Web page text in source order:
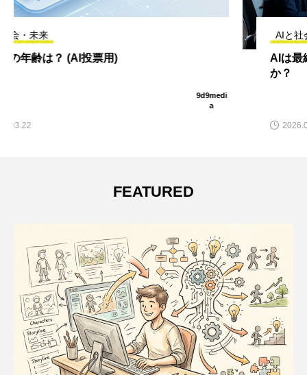
AIと社会・未来
AIは最終的にすべての人の仕事を奪うの
FEATURED